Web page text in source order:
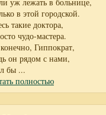
в этой городской.
такие доктора,
чудо-мастера.
Гиппократ,
он рядом с нами,
бы ...
полностью